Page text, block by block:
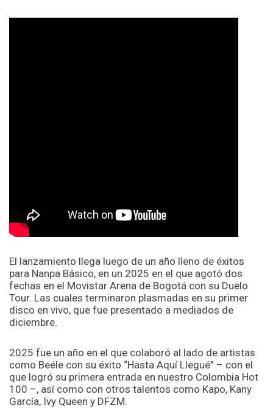
El lanzamiento llega luego de un año lleno de éxitos
para Nanpa Básico, en un 2025 en el que agotó dos
fechas en el Movistar Arena de Bogotá con su Duelo
Tour. Las cuales terminaron plasmadas en su primer
disco en vivo, que fue presentado a mediados de
diciembre.
2025 fue un año en el que colaboró al lado de artistas
como Beéle con su éxito “Hasta Aquí Llegué” – con el
que logró su primera entrada en nuestro Colombia Hot
100 –, así como con otros talentos como Kapo, Kany
García, Ivy Queen y DFZM.